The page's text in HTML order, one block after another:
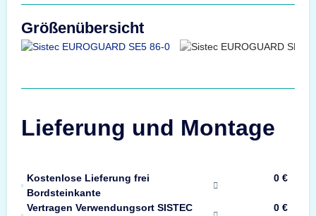
Größenübersicht
Lieferung und Montage
Kostenlose Lieferung frei
Bordsteinkante
0 €
Vertragen Verwendungsort SISTEC
0 €